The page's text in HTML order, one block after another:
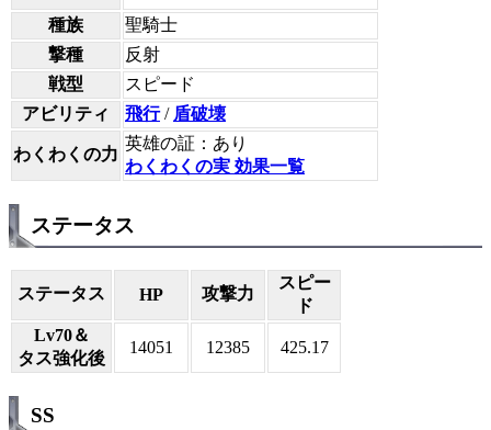
種族
聖騎士
撃種
反射
戦型
スピード
アビリティ
飛行/ 盾破壊
わくわくの力
英雄の証：あり
わくわくの実 効果一覧
ステータス
ステータス HP 攻撃力
スピー
ド
Lv70＆
タス強化後
14051 12385 425.17
SS